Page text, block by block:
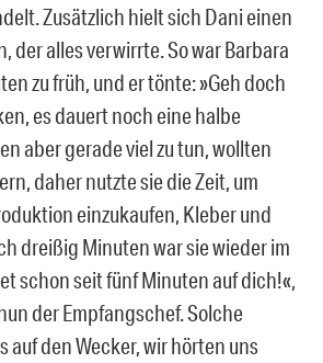
Zusätzlich hielt sich Dani einen
der alles verwirrte. So war Barbara
zu früh, und er tönte: »Geh doch
es dauert noch eine halbe
aber gerade viel zu tun, wollten
daher nutzte sie die Zeit, um
einzukaufen, Kleber und
dreißig Minuten war sie wieder im
schon seit fünf Minuten auf dich!«,
der Empfangschef. Solche
auf den Wecker, wir hörten uns